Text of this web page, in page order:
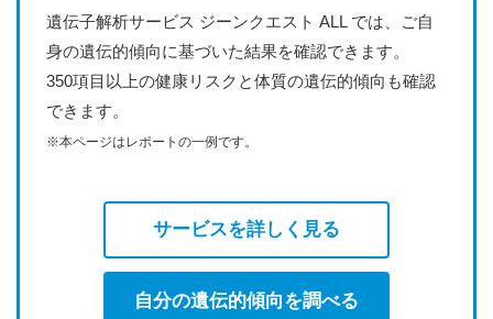
遺伝子解析サービス ジーンクエスト ALL では、ご自
身の遺伝的傾向に基づいた結果を確認できます。
350項目以上の健康リスクと体質の遺伝的傾向も確認
できます。
※本ページはレポートの一例です。
サービスを詳しく見る
自分の遺伝的傾向を調べる